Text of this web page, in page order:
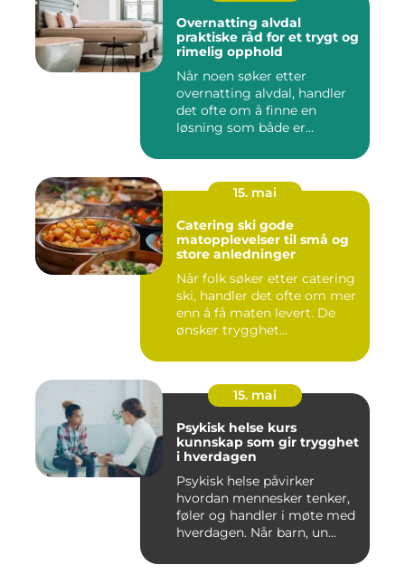
Overnatting alvdal
praktiske råd for et trygt og
rimelig opphold
Når noen søker etter
overnatting alvdal, handler
det ofte om å finne en
løsning som både er
15. mai
Catering ski gode
matopplevelser til små og
store anledninger
Når folk søker etter catering
ski, handler det ofte om mer
enn å få maten levert. De
ønsker trygghet...
15. mai
Psykisk helse kurs
kunnskap som gir trygghet
i hverdagen
Psykisk helse påvirker
hvordan mennesker tenker,
føler og handler i møte med
hverdagen. Når barn, un...